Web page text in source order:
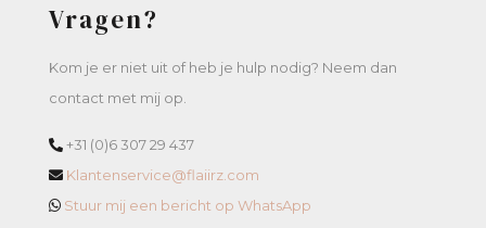
Vragen?
Kom je er niet uit of heb je hulp nodig? Neem dan
contact met mij op.
+31 (0)6 307 29 437
Klantenservice@flaiirz.com
Stuur mij een bericht op WhatsApp